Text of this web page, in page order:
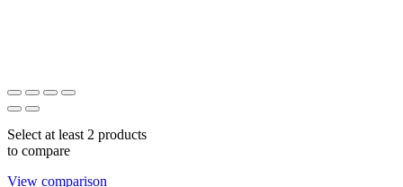
Select at least 2 products
to compare
View comparison